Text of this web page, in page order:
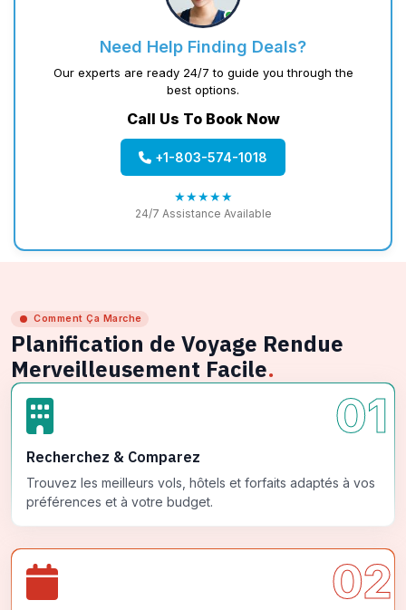
Need Help Finding Deals?
Our experts are ready 24/7 to guide you through the
best options.
Call Us To Book Now
+1-803-574-1018
★★★★★
24/7 Assistance Available
Comment Ça Marche
Planification de Voyage Rendue
Merveilleusement Facile.
01
Recherchez & Comparez
Trouvez les meilleurs vols, hôtels et forfaits adaptés à vos
préférences et à votre budget.
02